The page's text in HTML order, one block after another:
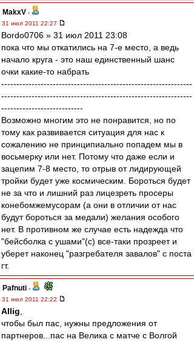
MakxV -
31 июл 2011 22:27
Bordo0706 » 31 июл 2011 23:08
пока что мы откатились на 7-е место, а ведь
начало круга - это наш единственный шанс
очки какие-то набрать
---------------------------------------------------------------
---------------------------------------------------------------
---------------------------
Возможно многим это не понравится, но по
тому как развивается ситуация для нас к
сожалению не принципиально попадем мы в
восьмерку или нет. Потому что даже если и
зацепим 7-8 место, то отрыв от лидирующей
тройки будет уже космическим. Бороться будет
не за что и лишний раз лицезреть просеры
конебомжемусорам (а они в отличии от нас
будут бороться за медали) желания особого
нет. В противном же случае есть надежда что
"бейсболка с ушами"(с) все-таки прозреет и
уберет наконец "разгребателя завалов" с поста
гт.
Pafnuti -
31 июл 2011 22:22
Allig
чтобы был пас, нужны предложения от
партнеров...пас на Велика с матче с Волгой